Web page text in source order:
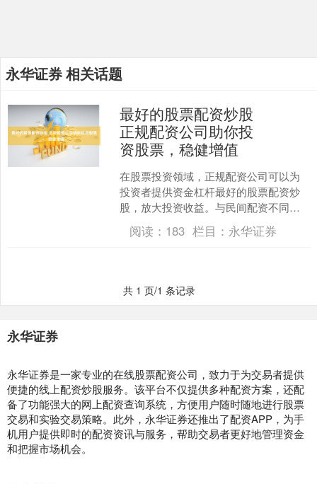
永华证券 相关话题
最好的股票配资炒股
正规配资公司助你投
资股票，稳健增值
在股票投资领域，正规配资公司可以为
投资者提供资金杠杆最好的股票配资炒
股，放大投资收益。与民间配资不同，
正规配资公司受监管机构严格监管，资
金安全有保障。 * **....
阅读： 183 栏目： 永华证券
共 1 页/1 条记录
永华证券
永华证券是一家专业的在线股票配资公司，致力于为交易者提供
便捷的线上配资炒股服务。该平台不仅提供多种配资方案，还配
备了功能强大的网上配资查询系统，方便用户随时随地进行股票
交易和实验交易策略。此外，永华证券还推出了配资APP，为手
机用户提供即时的配资资讯与服务，帮助交易者更好地管理资金
和把握市场机会。